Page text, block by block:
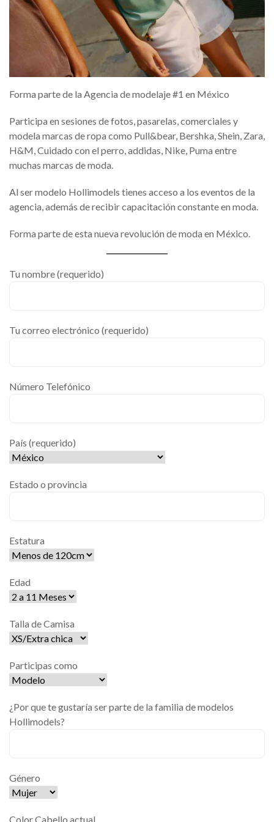
Forma parte de la Agencia de modelaje #1 en México
Participa en sesiones de fotos, pasarelas, comerciales y
modela marcas de ropa como Pull&bear, Bershka, Shein, Zara,
H&M, Cuidado con el perro, addidas, Nike, Puma entre
muchas marcas de moda.
Al ser modelo Hollimodels tienes acceso a los eventos de la
agencia, además de recibir capacitación constante en moda.
Forma parte de esta nueva revolución de moda en México.
Tu nombre (requerido)
Tu correo electrónico (requerido)
Número Telefónico
País (requerido)
Estado o provincia
Estatura
Edad
Talla de Camisa
Participas como
¿Por que te gustaría ser parte de la familia de modelos
Hollimodels?
Género
Color Cabello actual